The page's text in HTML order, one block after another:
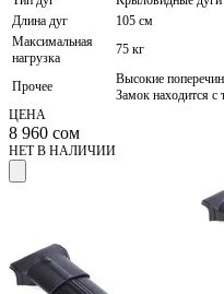
Длина дуг
105 см
Максимальная
нагрузка
75 кг
Прочее
Высокие
Замок находится с
ЦЕНА
8 960 сом
НЕТ В НАЛИЧИИ